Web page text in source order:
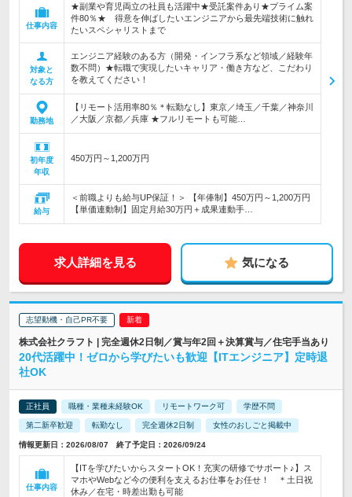
仕事内容
★副業や育児両立の社員も活躍中★受託案件あり★プライム案
件80％★ 得意を伸ばしたいエンジニアから最先端技術に触れ
たいスペシャリストまで
対象と
なる方
エンジニア経験のある方（開発・インフラ系など領域／経験年
数不問）★転職で実現したいキャリア・働き方など、こだわり
を教えてください！
勤務地
【リモート活用率80％＊転勤なし】東京／埼玉／千葉／神奈川
／大阪／京都／兵庫 ★フルリモートも可能…
初年度
年収
450万円～1,200万円
給与
＜前職よりも給与UP保証！＞ 【年俸制】450万円～1,200万円
【単価連動制】固定月給30万円＋成果連動手…
求人詳細を見る 気になる
志望動機・自己PR不要
株式会社クラフト | 完全週休2日制／賞与年2回＋決算賞与／住宅手当あり
20代活躍中！ゼロから学びたいも歓迎【ITエンジニア】定時退
社OK
正社員 職種・業種未経験OK リモートワーク可 学歴不問
第二新卒歓迎 転勤なし 完全週休2日制 女性のおしごと掲載中
情報更新日：2026/08/07 終了予定日：2026/09/24
仕事内容
【ITを学びたいからスタートOK！充実の研修でサポート♪】ス
マホやWebなど今の便利を支えるお仕事をお任せ！ ＊土日祝
休み／在宅・時差出勤も可能